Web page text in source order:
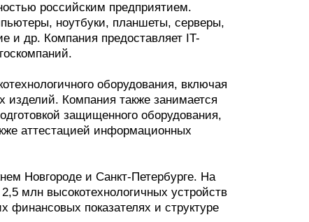
российским предприятием.
ноутбуки, планшеты, серверы,
и др. Компания предоставляет IT-
оборудования, включая
изделий. Компания также занимается
защищенного оборудования,
аттестацией информационных
Новгороде и Санкт-Петербурге. На
млн высокотехнологичных устройств
финансовых показателях и структуре